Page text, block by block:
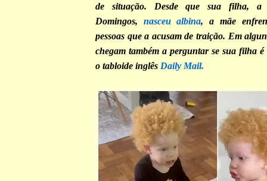
de situação. Desde que sua filha, a
Domingos, nasceu albina, a mãe
pessoas que a acusam de traição. Em
chegam também a perguntar se sua filha é
o tabloide inglês Daily Mail.